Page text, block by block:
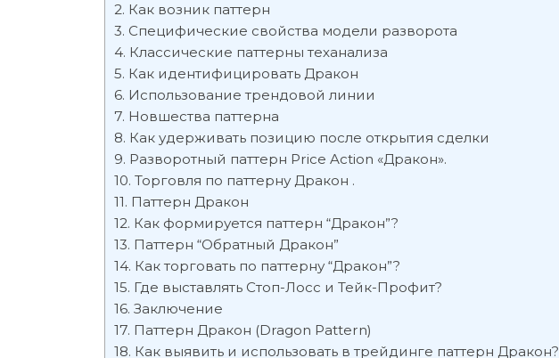
Как возник паттерн
Специфические свойства модели разворота
Классические паттерны теханализа
Как идентифицировать Дракон
Использование трендовой линии
Новшества паттерна
Как удерживать позицию после открытия сделки
Разворотный паттерн Price Action «Дракон».
Торговля по паттерну Дракон .
Паттерн Дракон
Как формируется паттерн “Дракон”?
Паттерн “Обратный Дракон”
Как торговать по паттерну “Дракон”?
Где выставлять Стоп-Лосс и Тейк-Профит?
Заключение
Паттерн Дракон (Dragon Pattern)
Как выявить и использовать в трейдинге паттерн Дракон?